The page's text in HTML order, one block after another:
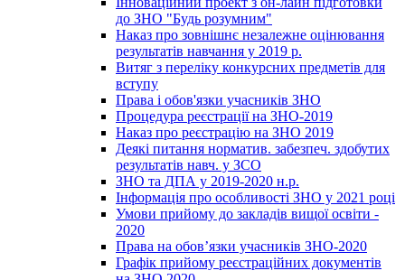
до ЗНО "Будь розумним"
Наказ про зовнішнє незалежне оцінювання
результатів навчання у 2019 р.
Витяг з переліку конкурсних предметів для
вступу
Права і обов'язки учасників ЗНО
Процедура реєстрації на ЗНО-2019
Наказ про реєстрацію на ЗНО 2019
Деякі питання норматив. забезпеч. здобутих
результатів навч. у ЗСО
ЗНО та ДПА у 2019-2020 н.р.
Інформація про особливості ЗНО у 2021 році
Умови прийому до закладів вищої освіти -
2020
Права на обов’язки учасників ЗНО-2020
Графік прийому реєстраційних документів